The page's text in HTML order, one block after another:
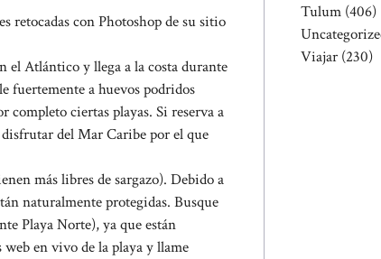
retocadas con Photoshop de su sitio
el Atlántico y llega a la costa durante
fuertemente a huevos podridos
completo ciertas playas. Si reserva a
del Mar Caribe por el que
más libres de sargazo). Debido a
naturalmente protegidas. Busque
Playa Norte), ya que están
web en vivo de la playa y llame
Tulum (406)
Viajar (230)